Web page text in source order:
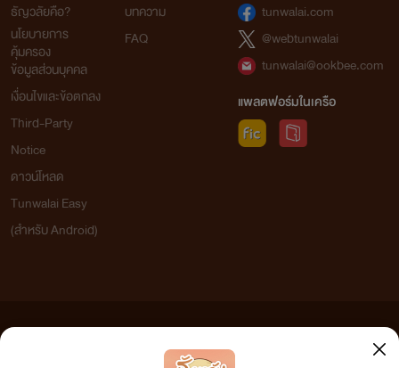
ธัญวลัยคือ?
นโยบายการ
คุ้มครอง
ข้อมูลส่วนบุคคล
เงื่อนไขและข้อตกลง
Third-Party
Notice
ดาวน์โหลด
Tunwalai Easy
(สำหรับ Android)
บทความ
FAQ
tunwalai.com
@webtunwalai
tunwalai@ookbee.com
แพลตฟอร์มในเครือ
เว็บไซต์แห่งนี้ไม่ได้เห็นด้วยและไม่ขอรับผิดชอบต่อข้อความใดๆ ทั้งสิ้น ดังนั้นผู้อ่านทุกท่านโปรดใช้